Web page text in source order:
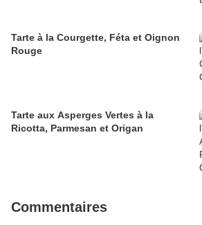
Tarte à la Courgette, Féta et Oignon
Rouge
Tarte aux Asperges Vertes à la
Ricotta, Parmesan et Origan
Commentaires